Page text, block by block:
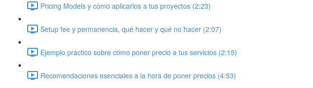
Pricing Models y cómo aplicarlos a tus proyectos (2:23)
Setup fee y permanencia, qué hacer y qué no hacer (2:07)
Ejemplo práctico sobre cómo poner precio a tus servicios (2:15)
Recomendaciones esenciales a la hora de poner precios (4:53)